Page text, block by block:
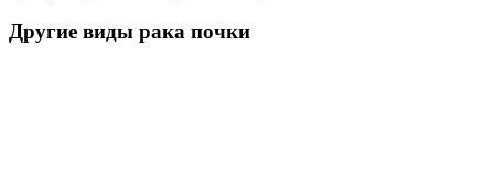
Другие виды рака почки